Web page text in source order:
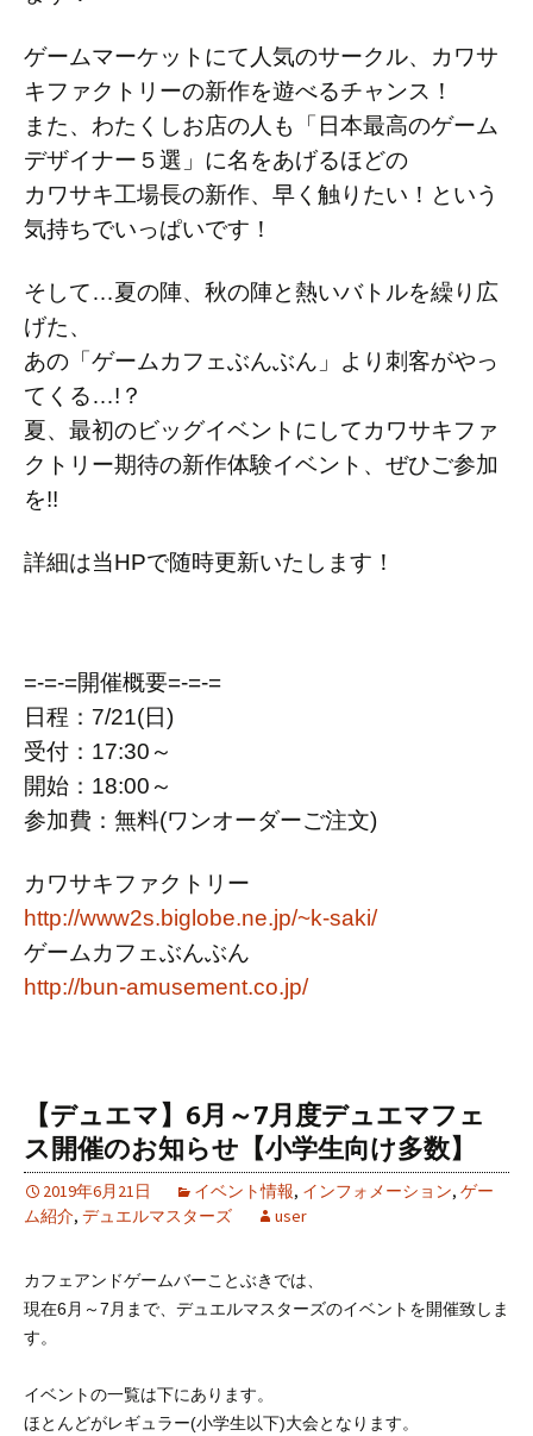
ゲームマーケットにて人気のサークル、カワサ
キファクトリーの新作を遊べるチャンス！
また、わたくしお店の人も「日本最高のゲーム
デザイナー５選」に名をあげるほどの
カワサキ工場長の新作、早く触りたい！という
気持ちでいっぱいです！
そして…夏の陣、秋の陣と熱いバトルを繰り広
げた、
あの「ゲームカフェぶんぶん」より刺客がやっ
てくる…!？
夏、最初のビッグイベントにしてカワサキファ
クトリー期待の新作体験イベント、ぜひご参加
を!!
詳細は当HPで随時更新いたします！
=-=-=開催概要=-=-=
日程：7/21(日)
受付：17:30～
開始：18:00～
参加費：無料(ワンオーダーご注文)
カワサキファクトリー
http://www2s.biglobe.ne.jp/~k-saki/
ゲームカフェぶんぶん
http://bun-amusement.co.jp/
【デュエマ】6月～7月度デュエマフェ
ス開催のお知らせ【小学生向け多数】
2019年6月21日 イベント情報, インフォメーション, ゲー
ム紹介, デュエルマスターズ user
カフェアンドゲームバーことぶきでは、
現在6月～7月まで、デュエルマスターズのイベントを開催致しま
す。
イベントの一覧は下にあります。
ほとんどがレギュラー(小学生以下)大会となります。